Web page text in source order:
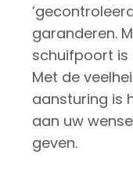
garanderen.
schuifpoort is
Met de
aansturing is
aan uw
geven.